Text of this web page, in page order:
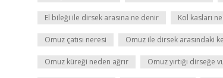
El bileği ile dirsek arasına ne denir Kol kasları
Omuz çatısı neresi Omuz ile dirsek arasındaki
Omuz küreği neden ağrır Omuz yırtığı dirseğe